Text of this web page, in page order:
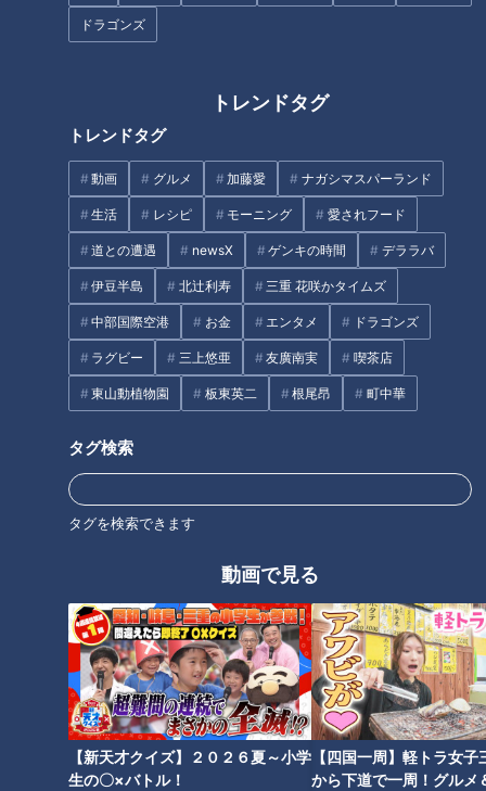
ドラゴンズ
トレンドタグ
トレンドタグ
動画 グルメ 加藤愛 ナガシマスパーランド
生活 レシピ モーニング 愛されフード
道との遭遇 newsX ゲンキの時間 デララバ
伊豆半島 北辻利寿 三重 花咲かタイムズ
中部国際空港 お金 エンタメ ドラゴンズ
ラグビー 三上悠亜 友廣南実 喫茶店
東山動植物園 板東英二 根尾昂 町中華
タグ検索
タグを検索できます
動画で見る
【新天才クイズ】２０２６夏～小学
生の〇×バトル！
【四国一周】軽トラ女子
から下道で一周！グルメ
CBCテレビ『地名しりとり』
前回、熊本市安政町でしりとりしたながつ。次の目的地は三重
の「伊勢」です。伊勢は以前一度ゴールし、その後もう一度訪
れたためゴールがリセット。今後はもうゴールにはならない地
重の地名が出る可能性が高く、大大大チャンスエリアです！
この日は、熊本城を出て、博多駅で乗り換え、名古屋駅まで移
しりとり相手の思い出は「伊勢神宮近くでの食べ歩き」。伊勢
神宮内宮へと続く通り「おはらい町」は、土産店や飲食店が立
ち並び、参拝者の立ち寄りスポットとしてにぎわっています。
ながつもおはらい町で食べ歩きを楽しみます。伊勢名物の「あ
わび串」をたった二口で贅沢に堪能！さらに、ソフトクリーム